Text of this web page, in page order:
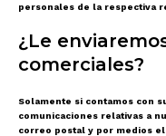
personales de la respectiva
¿Le
comerciales?
Solamente si contamos con
comunicaciones relativas a
correo postal y por medios